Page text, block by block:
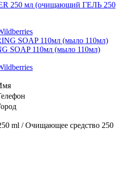
250 мл (очищающий ГЕЛЬ 250
SOAP 110мл (мыло 110мл)
ml / Очищающее средство 250